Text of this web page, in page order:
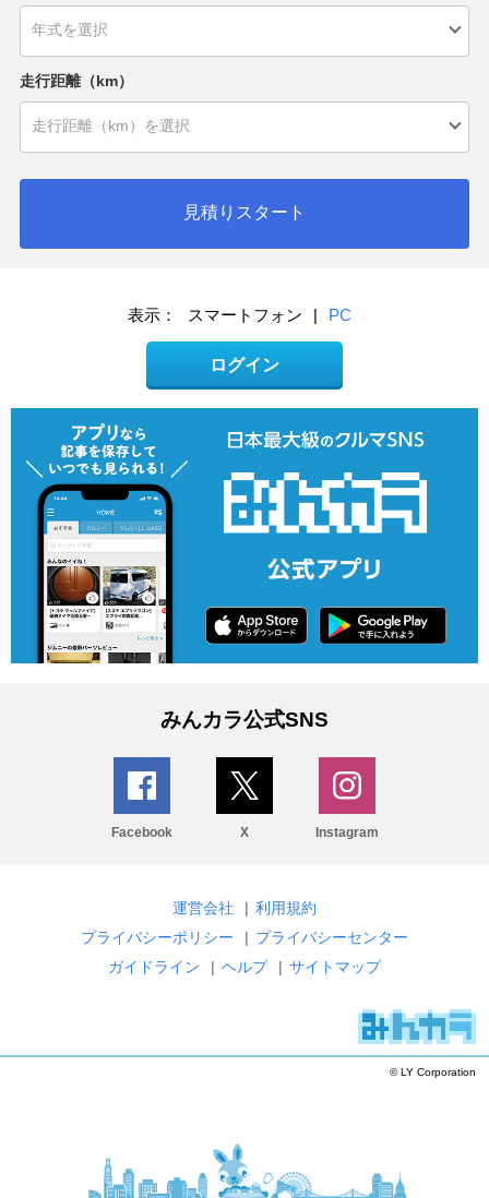
走行距離（km）
見積りスタート
表示： スマートフォン | PC
ログイン
みんカラ公式SNS
Facebook X Instagram
運営会社 | 利用規約
プライバシーポリシー
| プライバシーセンター
ガイドライン
| ヘルプ | サイトマップ
© LY Corporation